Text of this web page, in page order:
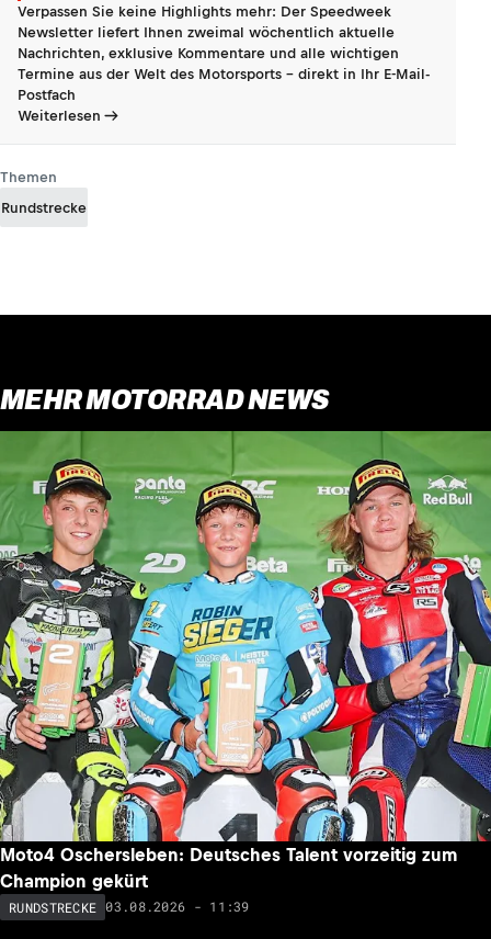
Verpassen Sie keine Highlights mehr: Der Speedweek
Newsletter liefert Ihnen zweimal wöchentlich aktuelle
Nachrichten, exklusive Kommentare und alle wichtigen
Termine aus der Welt des Motorsports - direkt in Ihr E-Mail-
Postfach
Weiterlesen
Themen
Rundstrecke
MEHR MOTORRAD NEWS
Moto4 Oschersleben: Deutsches Talent vorzeitig zum
Champion gekürt
RUNDSTRECKE 03.08.2026 - 11:39